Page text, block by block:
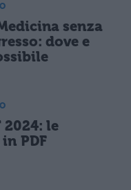
senza
dove e
2024: le
PDF